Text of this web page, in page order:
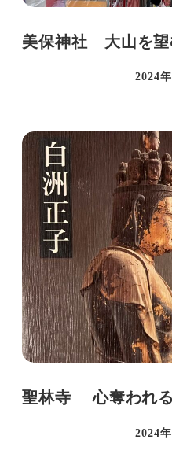
美保神社 大山を望
投稿日
2024
聖林寺 心奪われ
投稿日
2024